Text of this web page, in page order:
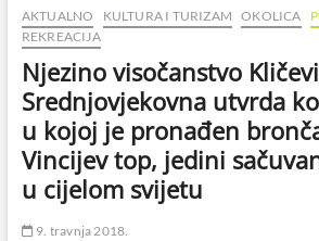
AKTUALNO KULTURA I TURIZAM OKOLICA
REKREACIJA
Njezino visočanstvo
Srednjovjekovna utvrda
u kojoj je pronađen
Vincijev top, jedini
u cijelom svijetu
9. travnja 2018.